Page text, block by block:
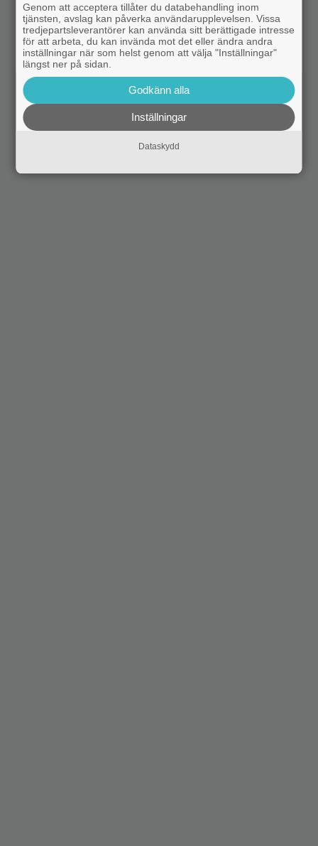
Genom att acceptera tillåter du databehandling inom
tjänsten, avslag kan påverka användarupplevelsen. Vissa
tredjepartsleverantörer kan använda sitt berättigade intresse
för att arbeta, du kan invända mot det eller ändra andra
inställningar när som helst genom att välja "Inställningar"
längst ner på sidan.
Godkänn alla
Inställningar
Dataskydd